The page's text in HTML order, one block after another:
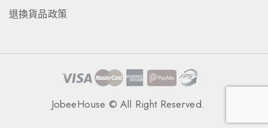
退換貨品政策
JobeeHouse © All Right Reserved.